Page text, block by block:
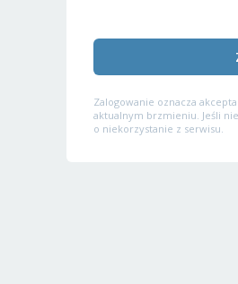
Zalogowanie oznacza
aktualnym brzmieniu. Jeśli
o niekorzystanie z serwisu.